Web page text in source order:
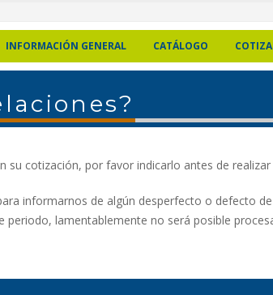
INFORMACIÓN GENERAL CATÁLOGO
su cotización, por favor indicarlo antes de realizar
informarnos de algún desperfecto o defecto
lamentablemente no será posible